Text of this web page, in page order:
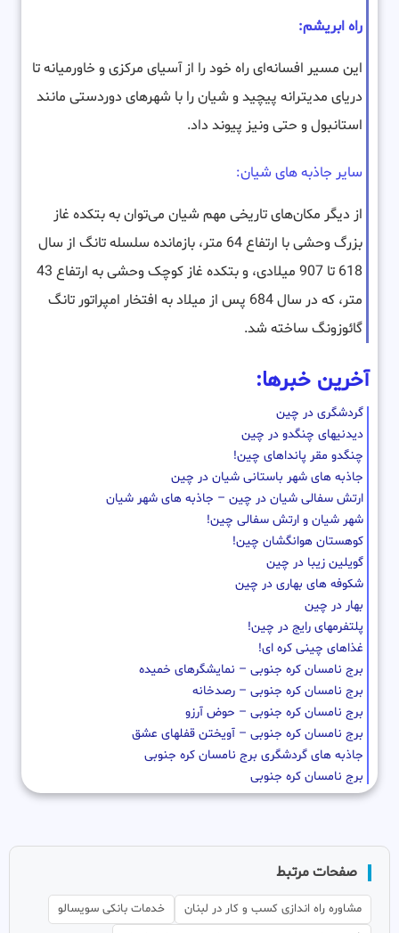
راه ابریشم:
این مسیر افسانه‌ای راه خود را از آسیای مرکزی و خاورمیانه تا
دریای مدیترانه پیچید و شیان را با شهرهای دوردستی مانند
استانبول و حتی ونیز پیوند داد.
سایر جاذبه های شیان:
از دیگر مکان‌های تاریخی مهم شیان می‌توان به بتکده غاز
بزرگ وحشی با ارتفاع 64 متر، بازمانده سلسله تانگ از سال
618 تا 907 میلادی، و بتکده غاز کوچک وحشی به ارتفاع 43
متر، که در سال 684 پس از میلاد به افتخار امپراتور تانگ
گائوزونگ ساخته شد.
آخرین خبرها:
گردشگری در چین
دیدنیهای چنگدو در چین
چنگدو مقر پانداهای چین!
جاذبه های شهر باستانی شیان در چین
ارتش سفالی شیان در چین – جاذبه های شهر شیان
شهر شیان و ارتش سفالی چین!
کوهستان هوانگشان چین!
گویلین زیبا در چین
شکوفه های بهاری در چین
بهار در چین
پلتفرمهای رایج در چین!
غذاهای چینی کره ای!
برج نامسان کره جنوبی – نمایشگرهای خمیده
برج نامسان کره جنوبی – رصدخانه
برج نامسان کره جنوبی – حوض آرزو
برج نامسان کره جنوبی – آویختن قفلهای عشق
جاذبه های گردشگری برج نامسان کره جنوبی
برج نامسان کره جنوبی
صفحات مرتبط
مشاوره راه اندازی کسب و کار در لبنان
خدمات بانکی سویسالو